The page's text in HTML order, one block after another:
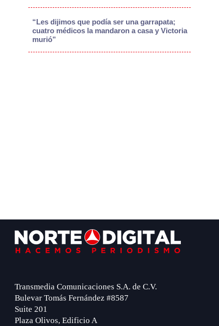
“Les dijimos que podía ser una garrapata;
cuatro médicos la mandaron a casa y Victoria
murió”
Footer
Transmedia Comunicaciones S.A. de C.V.
Bulevar Tomás Fernández #8587
Suite 201
Plaza Olivos, Edificio A